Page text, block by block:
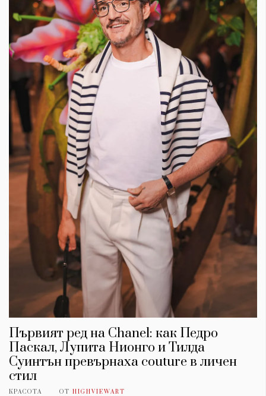
Първият ред на Chanel: как Педро
Паскал, Лупита Нионго и Тилда
Суинтън превърнаха couture в личен
стил
КРАСОТА ОТ HIGHVIEWART